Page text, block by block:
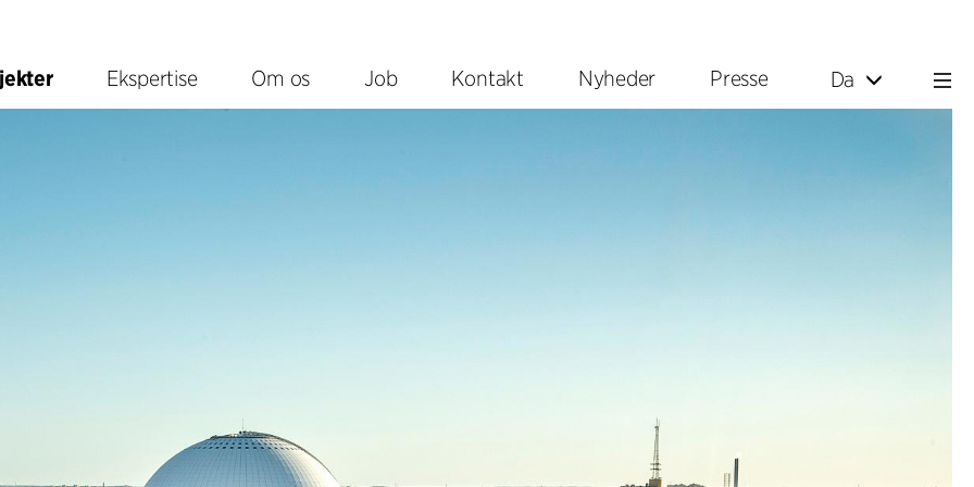
Ekspertise Om os Job Kontakt Nyheder Presse Da